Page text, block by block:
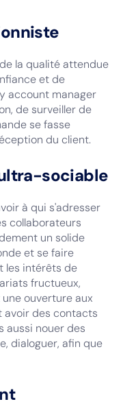
la qualité attendue
et de
account manager
de surveiller de
se fasse
du client.
sociable
à qui s'adresser
collaborateurs
un solide
et se faire
les intérêts de
fructueux,
ouverture aux
avoir des contacts
aussi nouer des
dialoguer, afin que